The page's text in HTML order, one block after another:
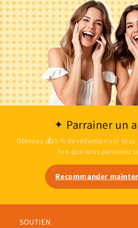
Parrainer un
Obtenez 💰15 % de réduction sur
fois que vous parrainez
Recommander
SOUTIEN